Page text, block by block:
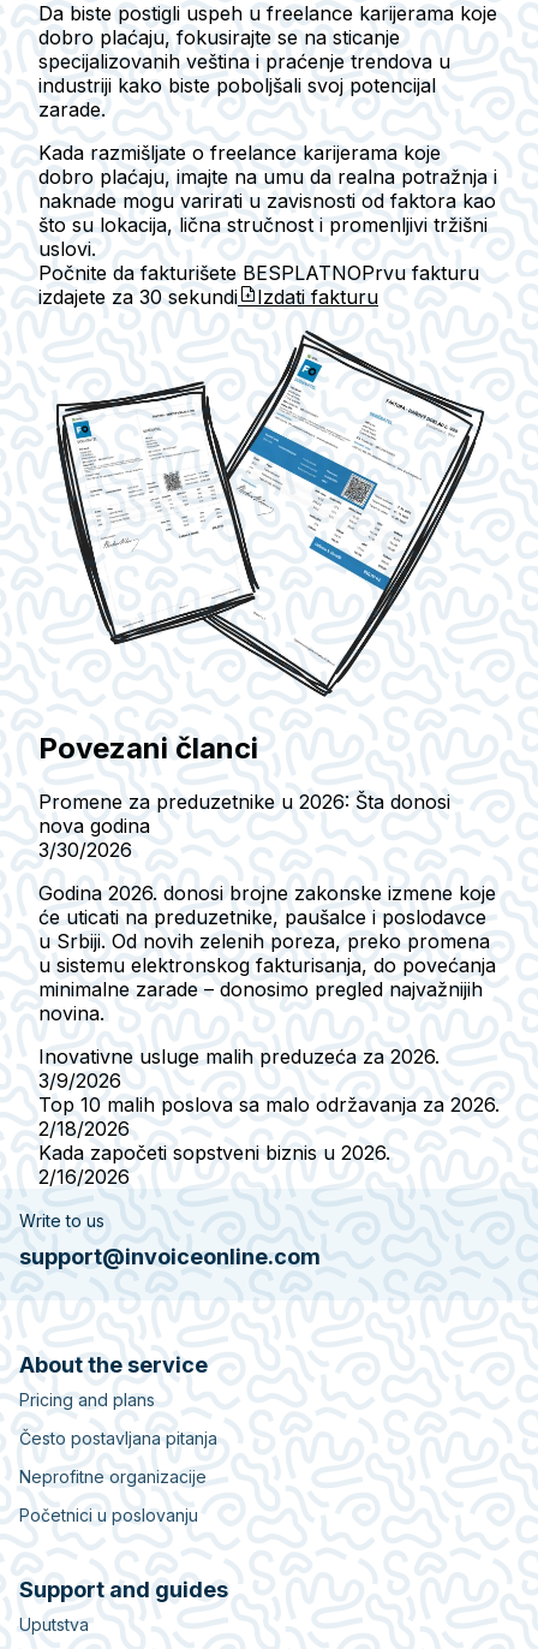
Da biste postigli uspeh u freelance karijerama koje
dobro plaćaju, fokusirajte se na sticanje
specijalizovanih veština i praćenje trendova u
industriji kako biste poboljšali svoj potencijal
zarade.
Kada razmišljate o freelance karijerama koje
dobro plaćaju, imajte na umu da realna potražnja i
naknade mogu varirati u zavisnosti od faktora kao
što su lokacija, lična stručnost i promenljivi tržišni
uslovi.
Počnite da fakturišete BESPLATNOPrvu fakturu
izdajete za 30 sekundi Izdati fakturu
Povezani članci
Promene za preduzetnike u 2026: Šta donosi
nova godina
3/30/2026
Godina 2026. donosi brojne zakonske izmene koje
će uticati na preduzetnike, paušalce i poslodavce
u Srbiji. Od novih zelenih poreza, preko promena
u sistemu elektronskog fakturisanja, do povećanja
minimalne zarade – donosimo pregled najvažnijih
novina.
Inovativne usluge malih preduzeća za 2026.
3/9/2026
Top 10 malih poslova sa malo održavanja za 2026.
2/18/2026
Kada započeti sopstveni biznis u 2026.
2/16/2026
Write to us
support@invoiceonline.com
About the service
Pricing and plans
Često postavljana pitanja
Neprofitne organizacije
Početnici u poslovanju
Support and guides
Uputstva